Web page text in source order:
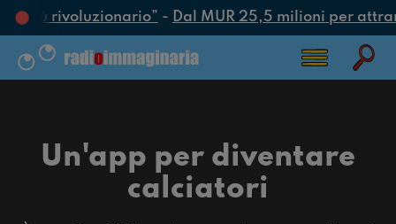
più rivoluzionario”-Dal MUR 25,5 milioni per
Un'app per diventare
calciatori